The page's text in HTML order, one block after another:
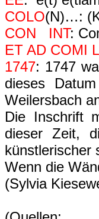
COLO(N)…:
CON INT:
ET AD COMI
1747: 1747
dieses
Weilersbach
Die Inschrift
dieser Zeit,
künstlerischer
Wenn die
(Sylvia